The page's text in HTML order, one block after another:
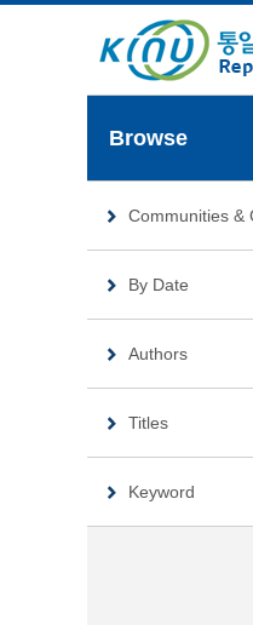
Browse
Communities &
By Date
Authors
Titles
Keyword